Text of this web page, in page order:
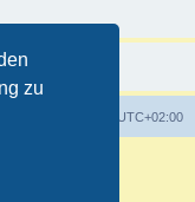
zu
UTC+02:00
Limited